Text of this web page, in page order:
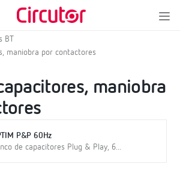
maniobra por contactores
maniobra
P&P 60Hz
de capacitores Plug & Play, 6...